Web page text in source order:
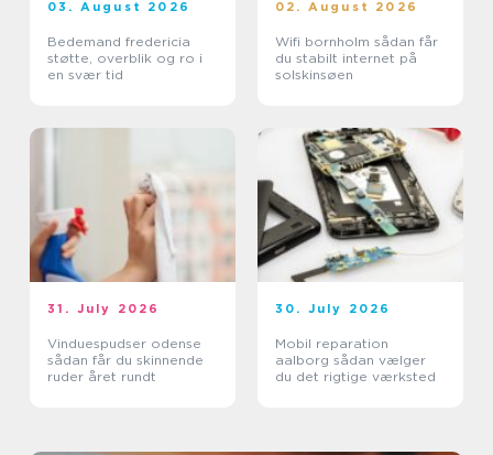
03. August 2026
Bedemand fredericia
støtte, overblik og ro i
en svær tid
02. August 2026
Wifi bornholm sådan får
du stabilt internet på
solskinsøen
31. July 2026
Vinduespudser odense
sådan får du skinnende
ruder året rundt
30. July 2026
Mobil reparation
aalborg sådan vælger
du det rigtige værksted